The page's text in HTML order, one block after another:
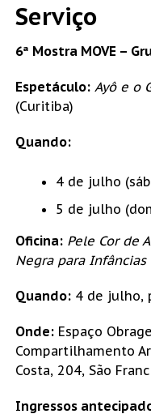
Serviço
6ª Mostra MOVE –
Espetáculo: Ayô e o
(Curitiba)
Quando:
4 de julho
5 de julho
Oficina: Pele Cor de
Negra para Infâncias
Quando: 4 de julho,
Onde: Espaço
Compartilhamento
Costa, 204, São
Ingressos